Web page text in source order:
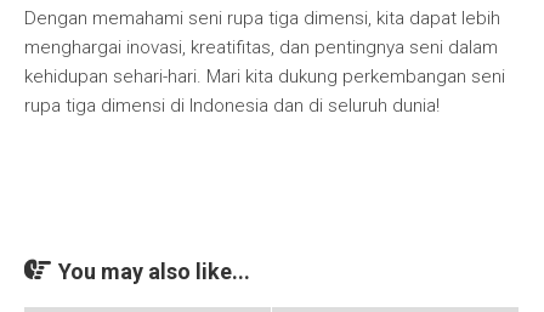
Dengan memahami seni rupa tiga dimensi, kita dapat lebih
menghargai inovasi, kreatifitas, dan pentingnya seni dalam
kehidupan sehari-hari. Mari kita dukung perkembangan seni
rupa tiga dimensi di Indonesia dan di seluruh dunia!
You may also like...